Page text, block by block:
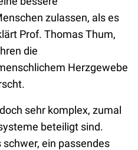
zulassen, als es
Prof. Thomas Thum,
die
Herzgewebe
sehr komplex, zumal
beteiligt sind.
ein passendes